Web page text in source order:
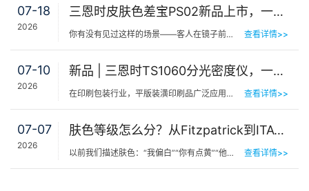
07-18
2026
三恩时皮肤色差宝PS02新品上市，一键测出你的精准肤色等级
你有没有见过这样的场景——客人在镜子前端详半天，问：“我是不是白了一点？”美容师… 查看详情>>
07-10
2026
新品 | 三恩时TS1060分光密度仪，一机覆盖平版装潢印刷品色密度与色差检测
在印刷包装行业，平版装潢印刷品广泛应用于包装工艺品、日化标签、节日用品等场景，客户对同一批次产品的色… 查看详情>>
07-07
2026
肤色等级怎么分？从Fitzpatrick到ITA°，三恩时皮肤测色仪让肤色“数字化”
以前我们描述肤色：“我偏白”“你有点黄”“他挺黑”……现在… 查看详情>>